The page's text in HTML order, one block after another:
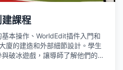
課程
本操作、WorldEdit插件入門和
廈的建造和外部細節設計。學生
破冰遊戲，讓導師了解他們的